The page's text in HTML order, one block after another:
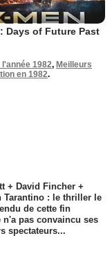
Days of Future Past
1982, Meilleurs
en 1982.
+ David Fincher +
Tarantino : le thriller le
de cette fin
n'a pas convaincu ses
spectateurs...